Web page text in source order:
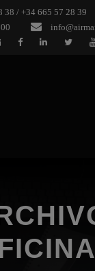
38 / +34 665 57 28 39